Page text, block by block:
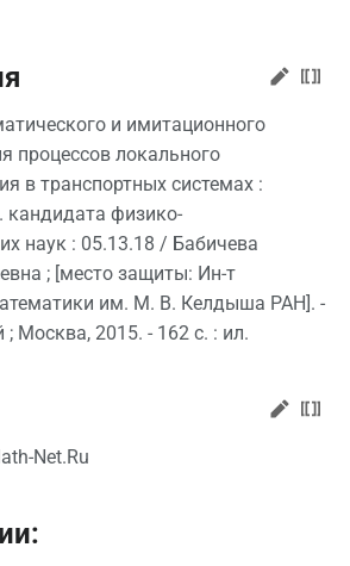
и имитационного
процессов локального
в транспортных системах :
кандидата физико-
наук : 05.13.18 / Бабичева
; [место защиты: Ин-т
им. М. В. Келдыша РАН]. -
Москва, 2015. - 162 с. : ил.
Net.Ru